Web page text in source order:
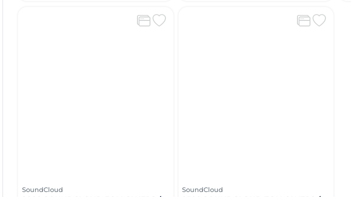
SoundCloud SoundCloud